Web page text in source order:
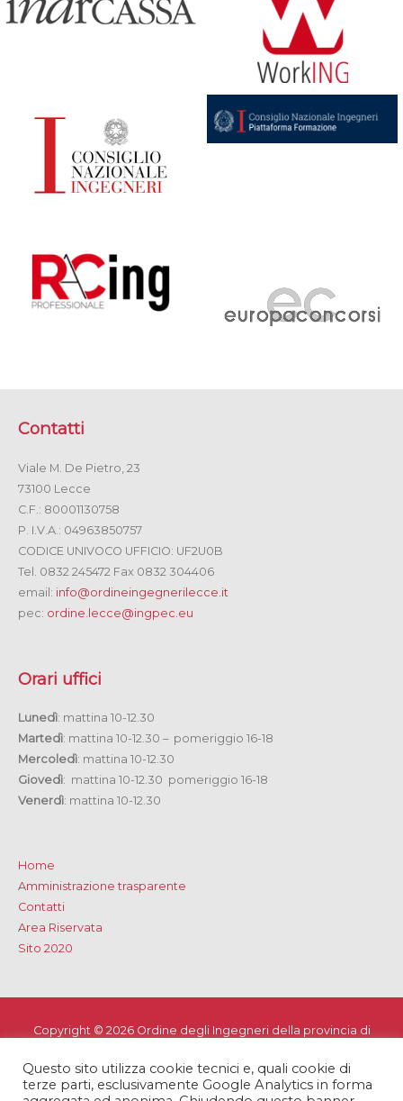
Contatti
Viale M. De Pietro, 23
73100 Lecce
C.F.: 80001130758
P. I.V.A.: 04963850757
CODICE UNIVOCO UFFICIO: UF2U0B
Tel. 0832 245472 Fax 0832 304406
email: info@ordineingegnerilecce.it
pec: ordine.lecce@ingpec.eu
Orari uffici
Lunedì: mattina 10-12.30
Martedì: mattina 10-12.30 – pomeriggio 16-18
Mercoledì: mattina 10-12.30
Giovedì: mattina 10-12.30 pomeriggio 16-18
Venerdì: mattina 10-12.30
Home
Amministrazione trasparente
Contatti
Area Riservata
Sito 2020
Copyright © 2026 Ordine degli Ingegneri della provincia di
Privacy e Cookie Policy-Note Legali -Dichiarazione di
accessibilità
Questo sito utilizza cookie tecnici e, quali cookie di
terze parti, esclusivamente Google Analytics in forma